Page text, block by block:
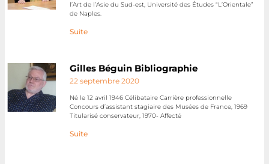
l’Art de l’Asie du Sud-est, Université des Études “L’Orientale”
de Naples.
Suite
Gilles Béguin Bibliographie
22 septembre 2020
Né le 12 avril 1946 Célibataire Carrière professionnelle
Concours d’assistant stagiaire des Musées de France, 1969
Titularisé conservateur, 1970- Affecté
Suite